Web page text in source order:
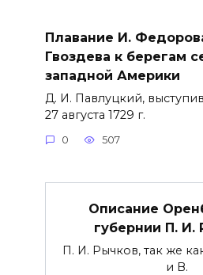
Плавание И.
Гвоздева к берегам
западной Америки
Д. И. Павлуцкий,
27 августа 1729 г.
0 507
Описание
губернии П. И.
П. И. Рычков, так же
и В.